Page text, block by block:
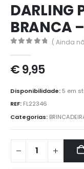
DARLING
BRANCA
( Ainda
€9,95
Disponibilidade: 5 em
REF: FL22346
Categorias: